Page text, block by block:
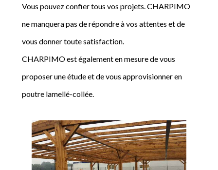
Vous pouvez confier tous vos projets. CHARPIMO
ne manquera pas de répondre à vos attentes et de
vous donner toute satisfaction.
CHARPIMO est également en mesure de vous
proposer une étude et de vous approvisionner en
poutre lamellé-collée.